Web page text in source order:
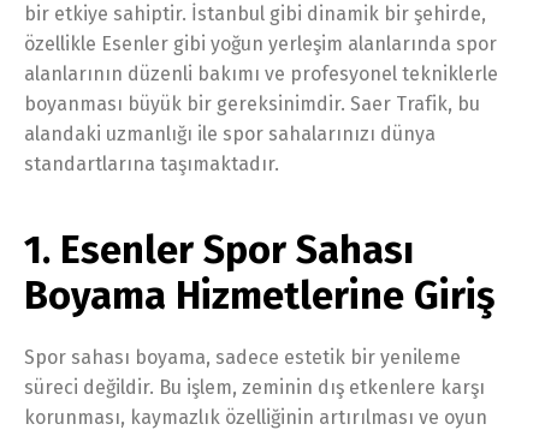
bir etkiye sahiptir. İstanbul gibi dinamik bir şehirde,
özellikle Esenler gibi yoğun yerleşim alanlarında spor
alanlarının düzenli bakımı ve profesyonel tekniklerle
boyanması büyük bir gereksinimdir. Saer Trafik, bu
alandaki uzmanlığı ile spor sahalarınızı dünya
standartlarına taşımaktadır.
1. Esenler Spor Sahası
Boyama Hizmetlerine Giriş
Spor sahası boyama, sadece estetik bir yenileme
süreci değildir. Bu işlem, zeminin dış etkenlere karşı
korunması, kaymazlık özelliğinin artırılması ve oyun